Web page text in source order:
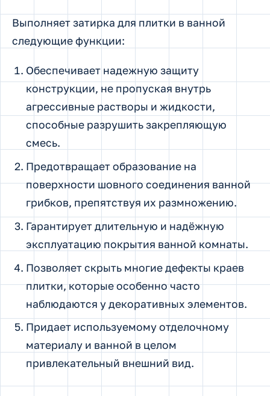
Выполняет затирка для плитки в ванной
следующие функции:
Обеспечивает надежную защиту
конструкции, не пропуская внутрь
агрессивные растворы и жидкости,
способные разрушить закрепляющую
смесь.
Предотвращает образование на
поверхности шовного соединения ванной
грибков, препятствуя их размножению.
Гарантирует длительную и надёжную
эксплуатацию покрытия ванной комнаты.
Позволяет скрыть многие дефекты краев
плитки, которые особенно часто
наблюдаются у декоративных элементов.
Придает используемому отделочному
материалу и ванной в целом
привлекательный внешний вид.